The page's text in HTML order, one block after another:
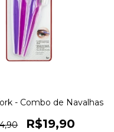
- Combo de Navalhas
R$19,90